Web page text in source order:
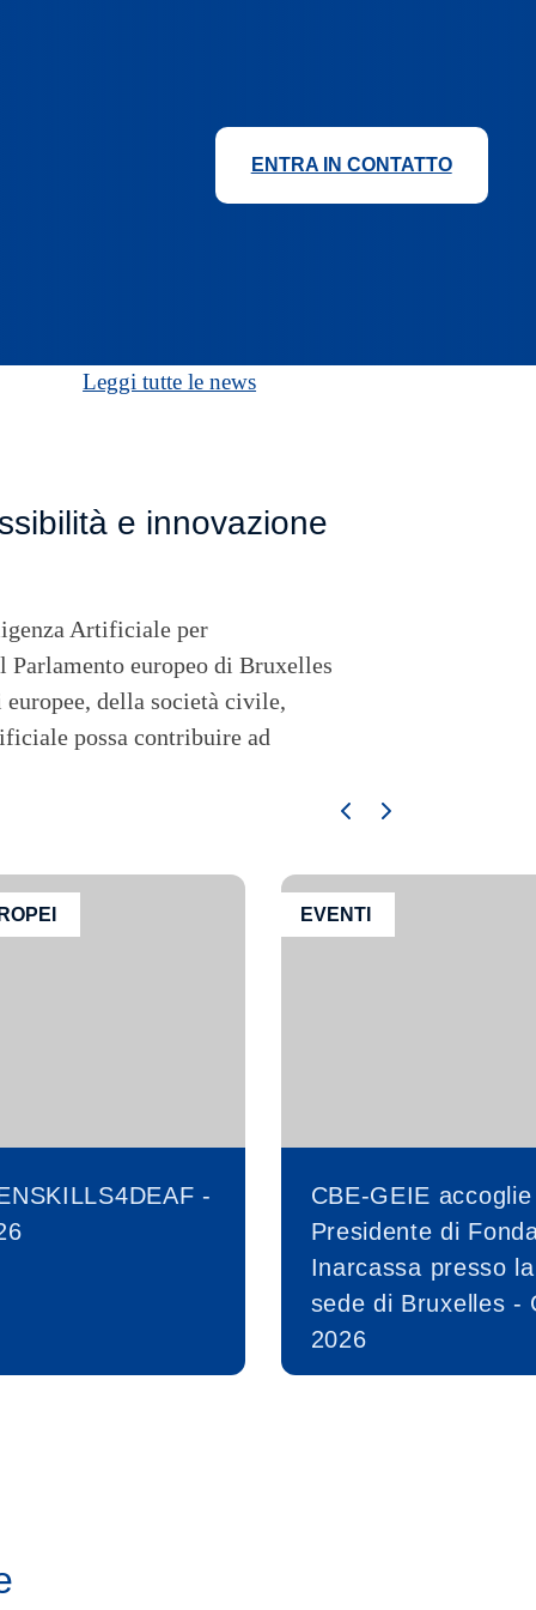
ENTRA IN CONTATTO
Leggi tutte le news
e innovazione
Artificiale per
europeo di Bruxelles
della società civile,
possa contribuire ad
-
EVENTI
CBE-GEIE
Presidente di
Inarcassa presso
sede di Bruxelles -
2026